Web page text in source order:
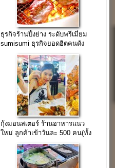
ธุรกิจร้านปิ้งย่าง ระดับพรีเมี่ยม
sumisumi ธุรกิจยอดฮิตคนดัง
กุ้งมอนสเตอร์ ร้านอาหารแนว
ใหม่ ลูกค้าเข้าวันละ 500 คน(ทั้ง